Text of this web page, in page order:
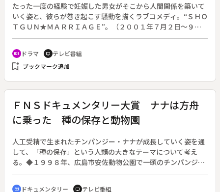
たった一度の経験で妊娠した男女がそこから人間関係を築いて
いく姿と、彼らが巻き起こす騒動を描くラブコメディ。“ＳＨＯ
ＴＧＵＮ★ＭＡＲＲＩＡＧＥ”。（２００１年７月２日～９月
１０日放送、全１１回）◆第１回。ＣＭディレクターの隆之介
（竹野内豊）は遊び人だが憎めない男。先輩の英太郎（阿部
寛）とその恋人・亜紀（石田ゆり子）と海に行き、亜紀の妹・
チヨ（広末涼子）を紹介される。隆之介はいつもの調子でチヨ
ら、妊娠したかもと告げられうろたえる。そんな英太郎に隆之
介は、往生際が悪いと強気で結婚を勧めるが、自分もチヨから
妊娠を告白されると動揺する。亜紀とチヨには頑固な父・一徹
（千葉真一）がいた。
recent_actors ドラマ tv テレビ番組
bookmark_add ブックマーク追加
ＦＮＳドキュメンタリー大賞 ナナは方舟
に乗った 種の保存と動物園
人工受精で生まれたチンパンジー・ナナが成長していく姿を通
して、「種の保存」という人類の大きなテーマについて考え
る。◆１９９８年、広島市安佐動物公園で一頭のチンパンジー
が誕生した。名前はナナ。ナナは、動物園の大きな役割である
「種の保存」の取り組みの中で、死亡したオスの凍結精子から
cinematic_blur ドキュメンタリー tv テレビ番組